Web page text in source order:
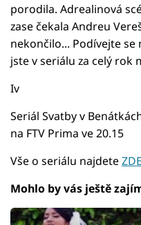
porodila. Adrealinová
zase čekala Andreu
nekončilo... Podívejte
jste v seriálu za celý rok
Iv
Seriál Svatby v
na FTV Prima ve 20.15
Vše o seriálu najdeteZDE
Mohlo by vás ještě